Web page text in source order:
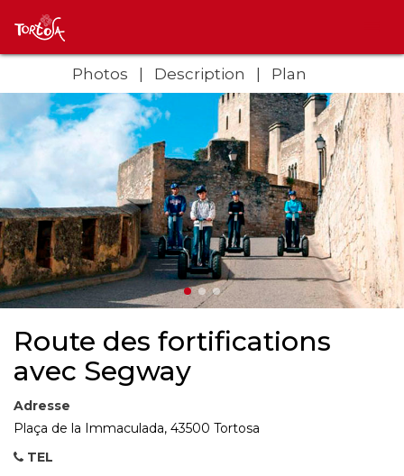
Photos Description Plan
Route des fortifications
avec Segway
Adresse
Plaça de la Immaculada, 43500 Tortosa
TEL